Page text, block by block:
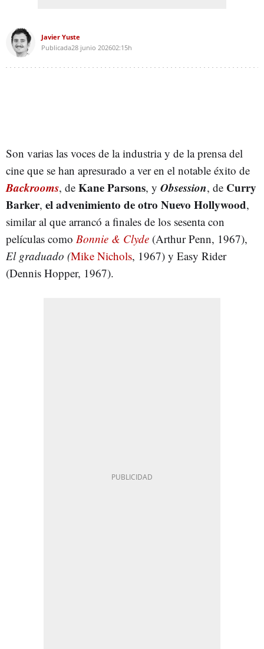
Javier Yuste
Publicada28 junio 202602:15h
Son varias las voces de la industria y de la prensa del
cine que se han apresurado a ver en el notable éxito de
Backrooms, de Kane Parsons, y Obsession, de Curry
Barker, el advenimiento de otro Nuevo Hollywood,
similar al que arrancó a finales de los sesenta con
películas como Bonnie & Clyde (Arthur Penn, 1967),
El graduado (Mike Nichols, 1967) y Easy Rider
(Dennis Hopper, 1967).